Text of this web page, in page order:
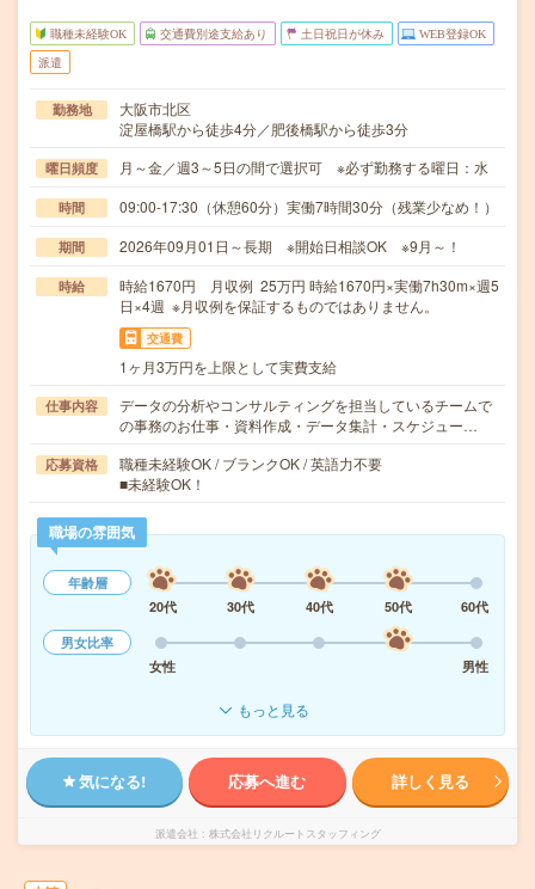
職種未経験OK 交通費別途支給あり 土日祝日が休み WEB登録OK
派遣
勤務地
大阪市北区
淀屋橋駅から徒歩4分／肥後橋駅から徒歩3分
曜日頻度 月～金／週3～5日の間で選択可 ※必ず勤務する曜日：水
時間 09:00-17:30（休憩60分）実働7時間30分（残業少なめ！）
期間 2026年09月01日～長期 ※開始日相談OK ※9月～！
時給
時給1670円 月収例 25万円 時給1670円×実働7h30m×週5
日×4週 ※月収例を保証するものではありません。
交通費
1ヶ月3万円を上限として実費支給
仕事内容
データの分析やコンサルティングを担当しているチームで
の事務のお仕事・資料作成・データ集計・スケジュー…
応募資格
職種未経験OK / ブランクOK / 英語力不要
■未経験OK！
職場の雰囲気
年齢層
20代
30代 40代 50代
60代
男女比率
女性
男性
もっと見る
気になる! 応募へ進む 詳しく見る
派遣会社 株式会社リクルートスタッフィング